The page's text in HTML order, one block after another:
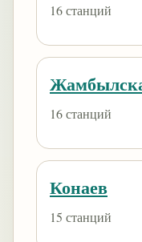
16 станций
16 станций
Конаев
15 станций